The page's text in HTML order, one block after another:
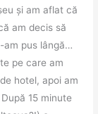
și am aflat că
am decis să
am pus lângă…
pe care am
hotel, apoi am
15 minute